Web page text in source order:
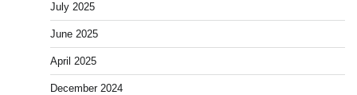
July 2025
June 2025
April 2025
December 2024